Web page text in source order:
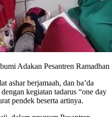
Adakan Pesantren Ramadhan
ashar berjamaah, dan ba’da
kegiatan tadarus “one day
pendek beserta artinya.